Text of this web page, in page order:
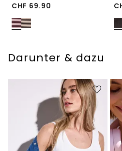
CHF 69.90
Darunter & dazu